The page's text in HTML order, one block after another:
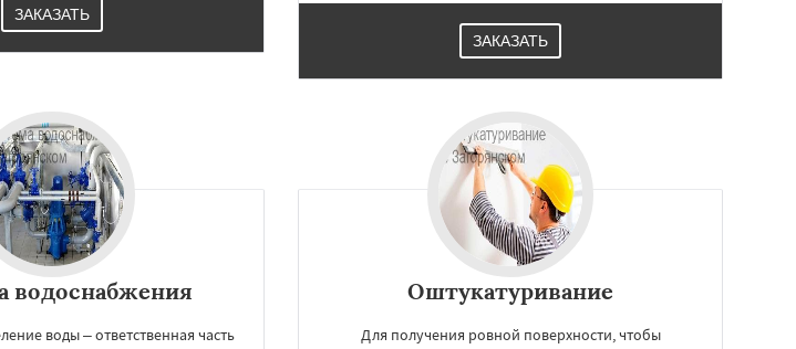
ЗАКАЗАТЬ
ЗАКАЗАТЬ
водоснабжения
воды – ответственная часть
Оштукатуривание
Для получения ровной поверхности, чтобы